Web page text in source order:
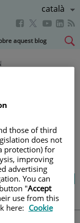
Actiu
Català
Aquest
s'obrirà
una
Aquest
enllaç
s'obrirà
una
Aquest
enllaç
s'obrirà
unauna
aquest blog
EL QUE
Cuida’t
Actualitat
those of third
does not
protection) for
improving
advertising
You can
"Accept
use from this
here: Cookie